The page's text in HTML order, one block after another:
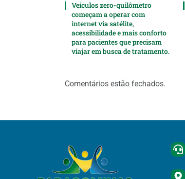
Veículos zero-quilômetro
começam a operar com
internet via satélite,
acessibilidade e mais conforto
para pacientes que precisam
viajar em busca de tratamento.
Comentários estão fechados.